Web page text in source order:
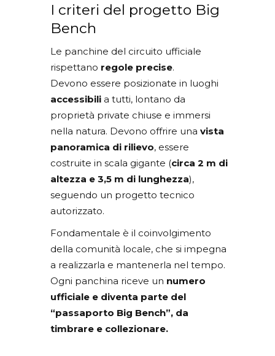
I criteri del progetto Big
Bench
Le panchine del circuito ufficiale
rispettano regole precise.
Devono essere posizionate in luoghi
accessibili a tutti, lontano da
proprietà private chiuse e immersi
nella natura. Devono offrire una vista
panoramica di rilievo, essere
costruite in scala gigante (circa 2 m di
altezza e 3,5 m di lunghezza),
seguendo un progetto tecnico
autorizzato.
Fondamentale è il coinvolgimento
della comunità locale, che si impegna
a realizzarla e mantenerla nel tempo.
Ogni panchina riceve un numero
ufficiale e diventa parte del
“passaporto Big Bench”, da
timbrare e collezionare.